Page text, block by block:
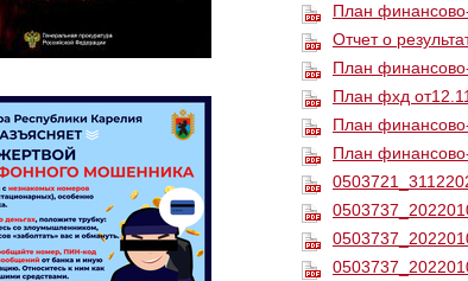
План
Отчет о
План
План фхд
План
План